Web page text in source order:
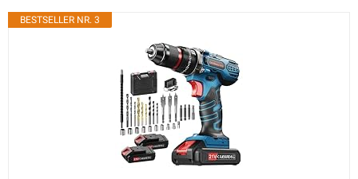
BESTSELLER NR. 3